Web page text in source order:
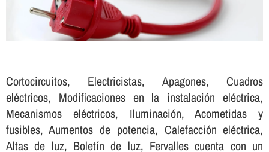
Cortocircuitos, Electricistas, Apagones, Cuadros
eléctricos, Modificaciones en la instalación eléctrica,
Mecanismos eléctricos, Iluminación, Acometidas y
fusibles, Aumentos de potencia, Calefacción eléctrica,
Altas de luz, Boletí­n de luz, Fervalles cuenta con un